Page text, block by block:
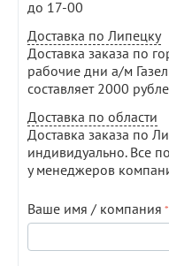
до 17-00
Доставка по Липецку
Доставка заказа по
рабочие дни а/м
составляет 2000
Доставка по области
Доставка заказа по
индивидуально. Все
у менеджеров
Ваше имя / компания